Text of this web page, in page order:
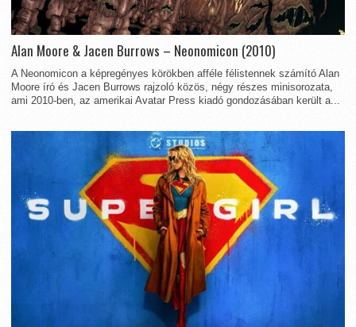
Alan Moore & Jacen Burrows – Neonomicon (2010)
A Neonomicon a képregényes körökben afféle félistennek számító Alan
Moore író és Jacen Burrows rajzoló közös, négy részes minisorozata,
ami 2010-ben, az amerikai Avatar Press kiadó gondozásában került a...